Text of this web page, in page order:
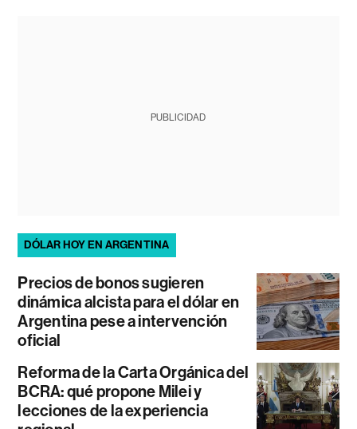
PUBLICIDAD
DÓLAR HOY EN ARGENTINA
Precios de bonos sugieren
dinámica alcista para el dólar en
Argentina pese a intervención
oficial
Reforma de la Carta Orgánica del
BCRA: qué propone Milei y
lecciones de la experiencia